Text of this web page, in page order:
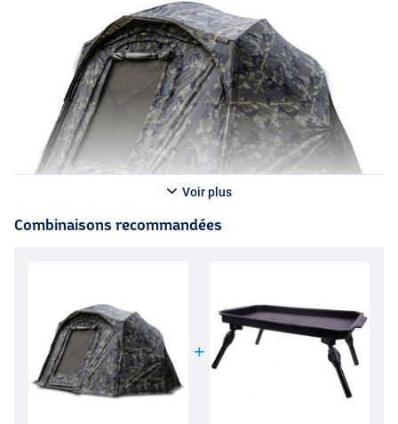
Voir plus
Combinaisons recommandées